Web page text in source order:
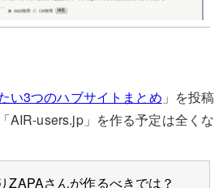
い3つのハブサイトまとめ 」を投稿
AIR-users.jp」を作る予定は全くな
ZAPAさんが作るべきでは？